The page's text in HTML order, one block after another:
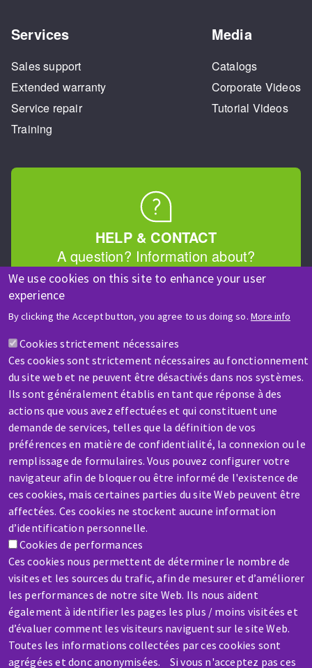
We use cookies on this site to enhance your user
experience
By clicking the Accept button, you agree to us doing so. More info
Cookies strictement nécessaires
Ces cookies sont strictement nécessaires au fonctionnement
du site web et ne peuvent être désactivés dans nos systèmes.
Ils sont généralement établis en tant que réponse à des
actions que vous avez effectuées et qui constituent une
demande de services, telles que la définition de vos
préférences en matière de confidentialité, la connexion ou le
remplissage de formulaires. Vous pouvez configurer votre
navigateur afin de bloquer ou être informé de l'existence de
ces cookies, mais certaines parties du site Web peuvent être
affectées. Ces cookies ne stockent aucune information
d’identification personnelle.
Cookies de performances
Ces cookies nous permettent de déterminer le nombre de
visites et les sources du trafic, afin de mesurer et d’améliorer
les performances de notre site Web. Ils nous aident
également à identifier les pages les plus / moins visitées et
d’évaluer comment les visiteurs naviguent sur le site Web.
Toutes les informations collectées par ces cookies sont
agrégées et donc anonymisées. Si vous n'acceptez pas ces
Services
Sales support
Extended warranty
Service repair
Training
Media
Catalogs
Corporate Videos
Tutorial Videos
HELP & CONTACT
A question? Information about?
SERVICE / REPAIR
A broken machine? Out of order?
Contact-us
Skip
to
main
content